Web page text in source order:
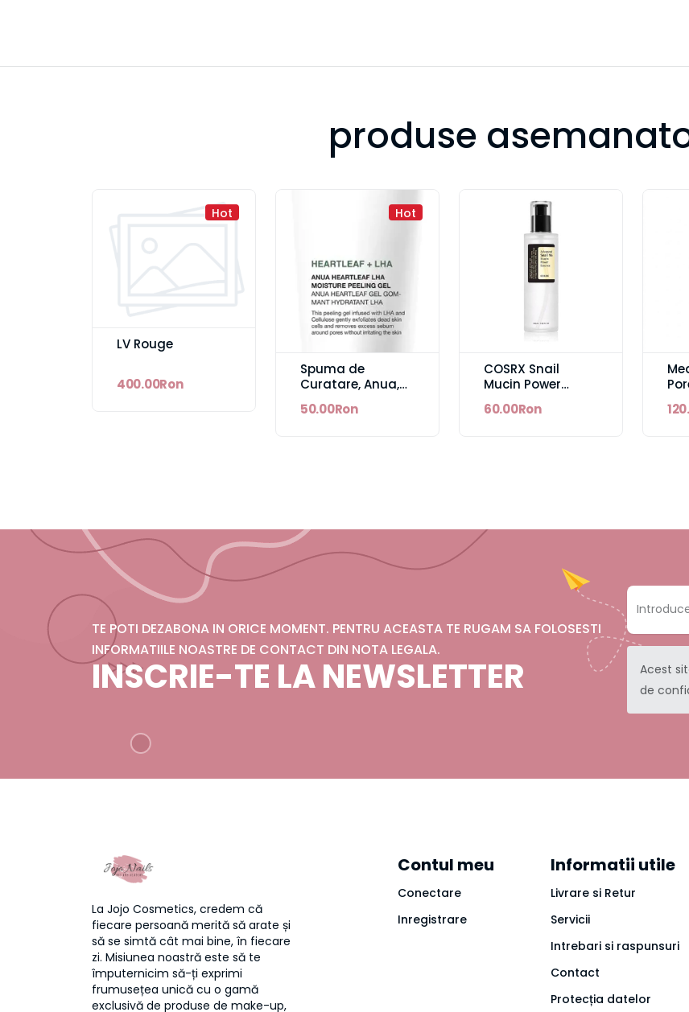
produse
Hot
LV Rouge
400.00Ron
Hot
Spuma de
Curatare, Anua,
Curata Porii in
50.00Ron
COSRX Snail
Mucin Power
60.00Ron
TE POTI DEZABONA IN ORICE MOMENT. PENTRU ACEASTA TE RUGAM SA FOLOSESTI
INFORMATIILE NOASTRE DE CONTACT DIN NOTA LEGALA.
INSCRIE-TE LA NEWSLETTER Acest
de
La Jojo Cosmetics, credem că
fiecare persoană merită să arate și
să se simtă cât mai bine, în fiecare
zi. Misiunea noastră este să te
împuternicim să-ți exprimi
frumusețea unică cu o gamă
exclusivă de produse de make-up,
Contul meu
Conectare
Inregistrare
Informatii utile
Livrare si Retur
Servicii
Intrebari si raspunsuri
Contact
Protecția datelor